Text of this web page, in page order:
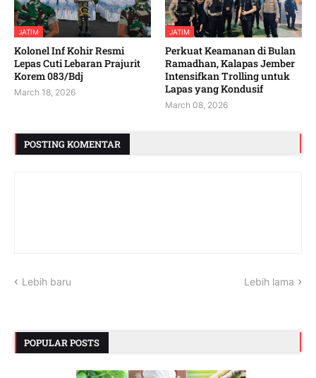
JATIM
Kolonel Inf Kohir Resmi
Lepas Cuti Lebaran Prajurit
Korem 083/Bdj
March 18, 2026
JATIM
Perkuat Keamanan di Bulan
Ramadhan, Kalapas Jember
Intensifkan Trolling untuk
Lapas yang Kondusif
March 08, 2026
POSTING KOMENTAR
Lebih baru Lebih lama
POPULAR POSTS